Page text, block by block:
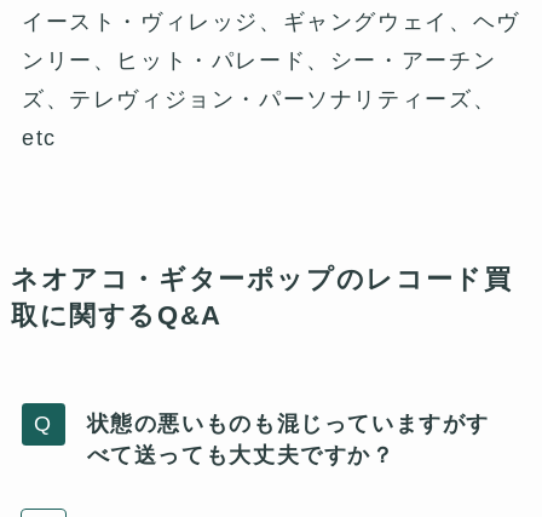
イースト・ヴィレッジ、ギャングウェイ、ヘヴ
ンリー、ヒット・パレード、シー・アーチン
ズ、テレヴィジョン・パーソナリティーズ、
etc
ネオアコ・ギターポップのレコード買
取に関するQ&A
状態の悪いものも混じっていますがす
べて送っても大丈夫ですか？